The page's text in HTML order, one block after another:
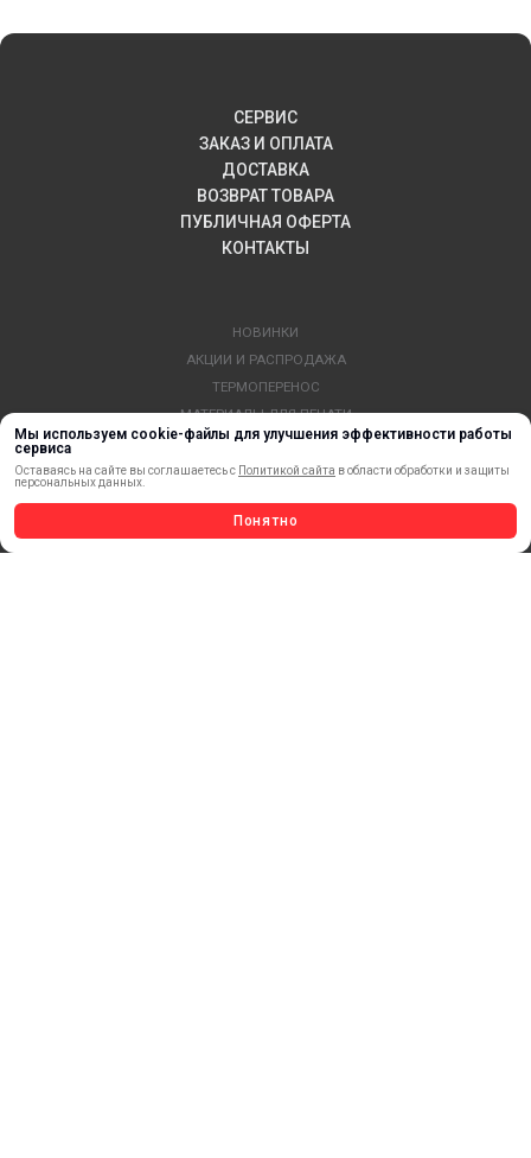
Мы используем cookie-файлы для улучшения эффективности работы
сервиса
Оставаясь на сайте вы соглашаетесь с Политикой сайта в области обработки и защиты
персональных данных.
Понятно
СЕРВИС
ЗАКАЗ И ОПЛАТА
ДОСТАВКА
ВОЗВРАТ ТОВАРА
ПУБЛИЧНАЯ ОФЕРТА
КОНТАКТЫ
НОВИНКИ
АКЦИИ И РАСПРОДАЖА
ТЕРМОПЕРЕНОС
МАТЕРИАЛЫ ДЛЯ ПЕЧАТИ
САМОКЛЕЯЩИЕСЯ ПЛЕНКИ
ЛИСТОВЫЕ МАТЕРИАЛЫ
ОБОРУДОВАНИЕ